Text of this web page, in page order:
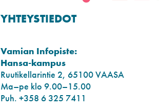
YHTEYSTIEDOT
Vamian Infopiste:
Hansa-kampus
Ruutikellarintie 2, 65100 VAASA
Ma–pe klo 9.00–15.00
Puh. +358 6 325 7411